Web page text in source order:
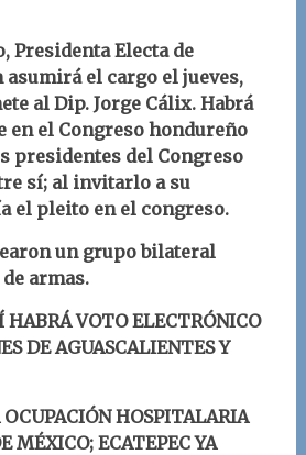
Presidenta Electa de
el cargo el jueves,
al Dip. Jorge Cálix. Habrá
en el Congreso hondureño
presidentes del Congreso
sí; al invitarlo a su
el pleito en el congreso.
un grupo bilateral
armas.
HABRÁ VOTO ELECTRÓNICO
DE AGUASCALIENTES Y
HOSPITALARIA
MÉXICO; ECATEPEC YA